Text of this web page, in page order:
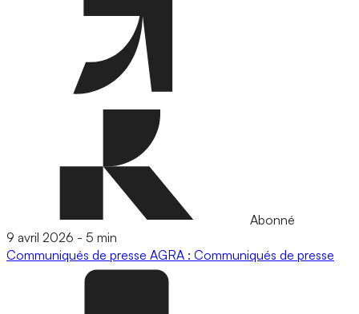
Abonné
9 avril 2026 - 5 min
Communiqués de presse AGRA : Communiqués de presse